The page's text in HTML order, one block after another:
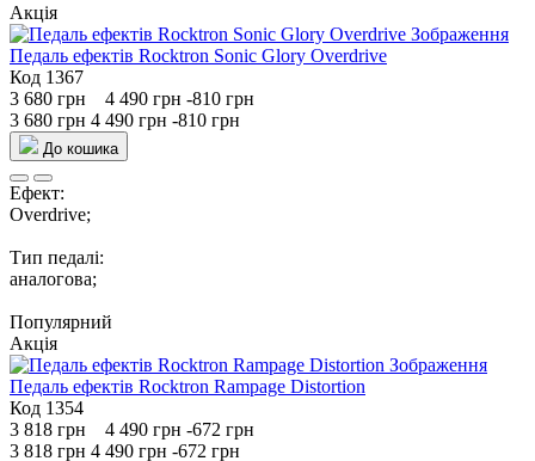
Акція
Педаль ефектів Rocktron Sonic Glory Overdrive
Код 1367
3 680 грн 4 490 грн -810 грн
3 680 грн 4 490 грн -810 грн
До кошика
Ефект:
Overdrive;
Тип педалі:
аналогова;
Популярний
Акція
Педаль ефектів Rocktron Rampage Distortion
Код 1354
3 818 грн 4 490 грн -672 грн
3 818 грн 4 490 грн -672 грн